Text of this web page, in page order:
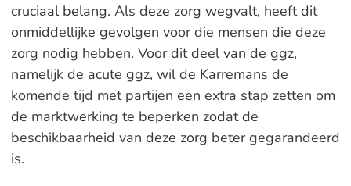
cruciaal belang. Als deze zorg wegvalt, heeft dit
onmiddellijke gevolgen voor die mensen die deze
zorg nodig hebben. Voor dit deel van de ggz,
namelijk de acute ggz, wil de Karremans de
komende tijd met partijen een extra stap zetten om
de marktwerking te beperken zodat de
beschikbaarheid van deze zorg beter gegarandeerd
is.